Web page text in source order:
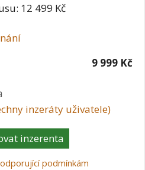
12 499 Kč
9 999 Kč
inzeráty uživatele)
inzerenta
podmínkám